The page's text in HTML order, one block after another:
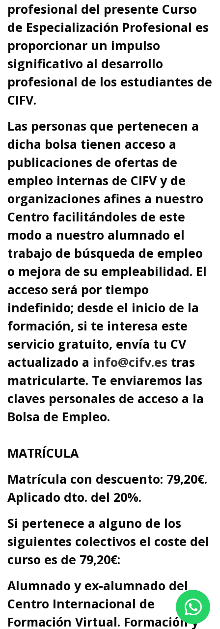
profesional del presente Curso
de Especialización Profesional es
proporcionar un impulso
significativo al desarrollo
profesional de los estudiantes de
CIFV.
Las personas que pertenecen a
dicha bolsa tienen acceso a
publicaciones de ofertas de
empleo internas de CIFV y de
organizaciones afines a nuestro
Centro facilitándoles de este
modo a nuestro alumnado el
trabajo de búsqueda de empleo
o mejora de su empleabilidad. El
acceso será por tiempo
indefinido; desde el inicio de la
formación, si te interesa este
servicio gratuito, envía tu CV
actualizado a info@cifv.es tras
matricularte. Te enviaremos las
claves personales de acceso a la
Bolsa de Empleo.
MATRÍCULA
Matrícula con descuento: 79,20€.
Aplicado dto. del 20%.
Si pertenece a alguno de los
siguientes colectivos el coste del
curso es de 79,20€:
Alumnado y ex-alumnado del
Centro Internacional de
Formación Virtual. Formación y